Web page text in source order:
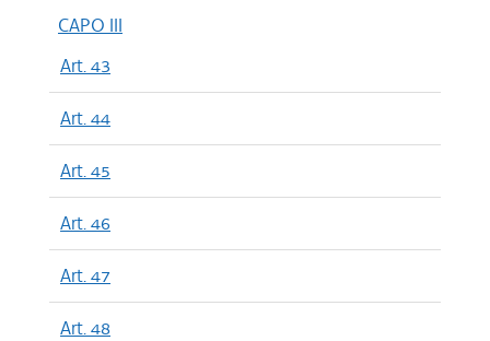
CAPO III
Art. 43
Art. 44
Art. 45
Art. 46
Art. 47
Art. 48